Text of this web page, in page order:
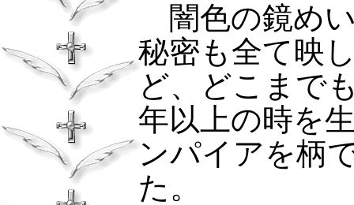
闇色の鏡め
秘密も全て映
ど、どこまで
年以上の時を
ンパイアを柄
た。